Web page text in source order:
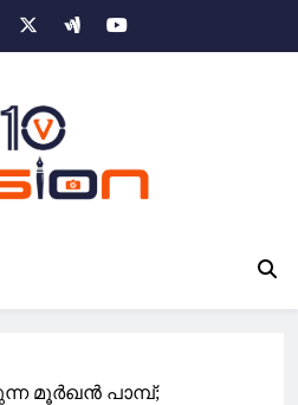
മൂർഖൻ പാമ്പ്;